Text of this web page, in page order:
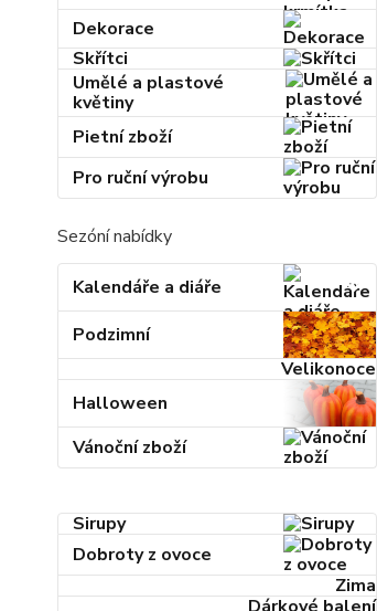
Dekorace
Skřítci
Umělé a plastové
květiny
Pietní zboží
Pro ruční výrobu
Sezóní nabídky
Kalendáře a diáře
Podzimní
Velikonoce
Halloween
Vánoční zboží
Sirupy
Dobroty z ovoce
Zima